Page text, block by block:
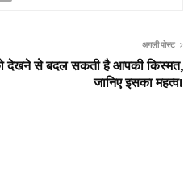
अगली पोस्ट
देखने से बदल सकती है आपकी किस्मत,
जानिए इसका महत्व!